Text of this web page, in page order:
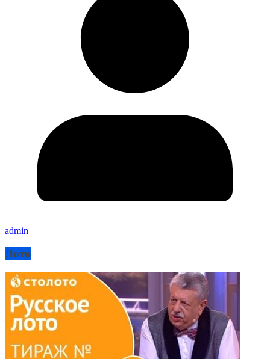
admin
Лото